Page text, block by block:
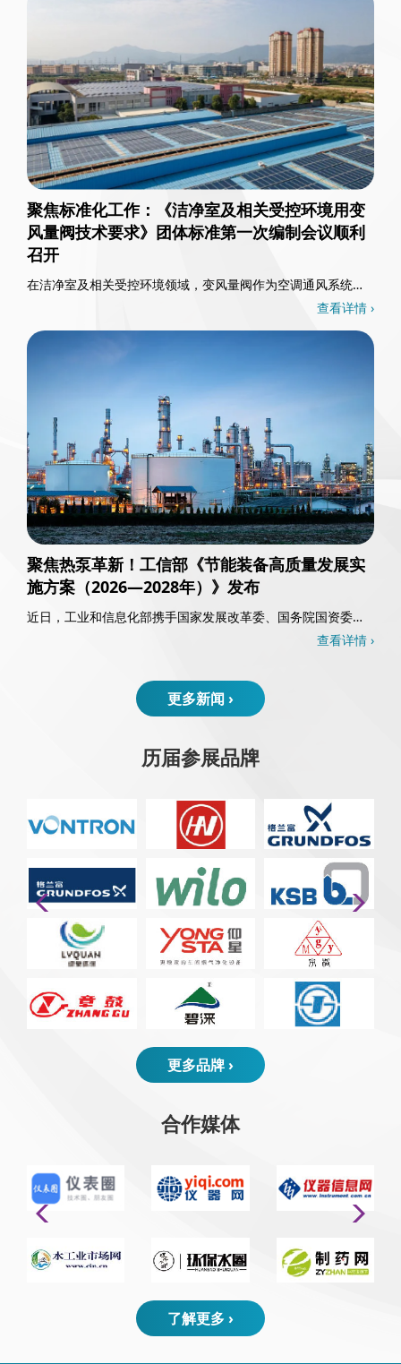
聚焦标准化工作：《洁净室及相关受控环境用变
风量阀技术要求》团体标准第一次编制会议顺利
召开
在洁净室及相关受控环境领域，变风量阀作为空调通风系统的
核心控制部件，其重要性不言而喻。3月26日，一……查看详情 ›
聚焦热泵革新！工信部《节能装备高质量发展实
施方案（2026—2028年）》发布
近日，工业和信息化部携手国家发展改革委、国务院国资委以
查看详情 ›
更多新闻 ›
历届参展品牌
更多品牌 ›
合作媒体
了解更多 ›